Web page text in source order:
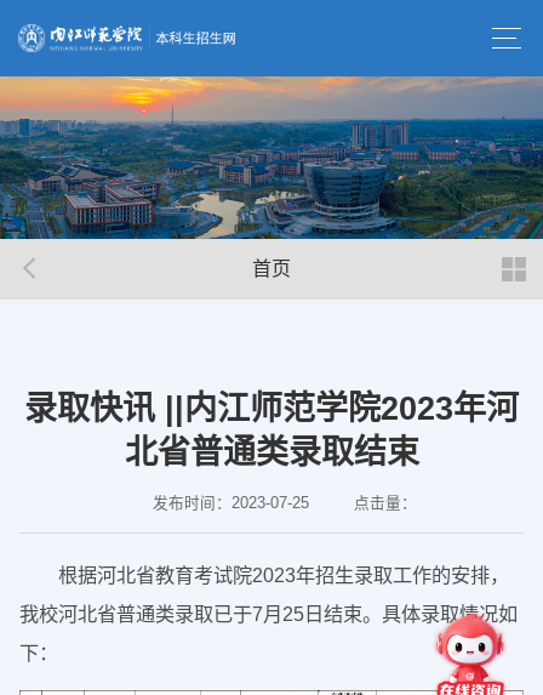
首页
录取快讯 ||内江师范学院2023年河
北省普通类录取结束
发布时间：2023-07-25 点击量：
根据河北省教育考试院2023年招生录取工作的安排，
我校河北省普通类录取已于7月25日结束。具体录取情况如
下：